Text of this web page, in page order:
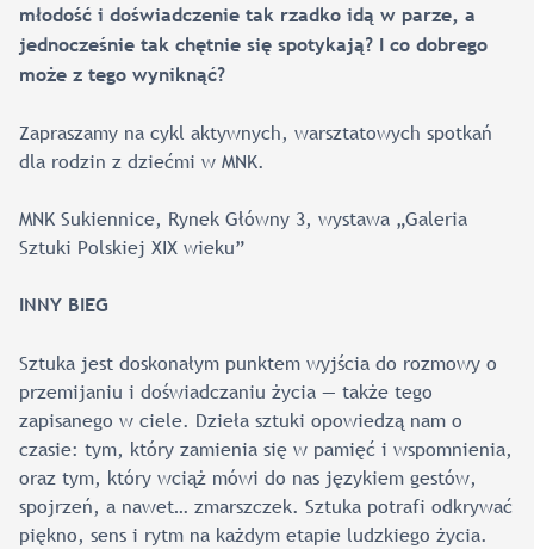
młodość i doświadczenie tak rzadko idą w parze, a
jednocześnie tak chętnie się spotykają? I co dobrego
może z tego wyniknąć?
Zapraszamy na cykl aktywnych, warsztatowych spotkań
dla rodzin z dziećmi w MNK.
MNK Sukiennice, Rynek Główny 3, wystawa „Galeria
Sztuki Polskiej XIX wieku”
INNY BIEG
Sztuka jest doskonałym punktem wyjścia do rozmowy o
przemijaniu i doświadczaniu życia — także tego
zapisanego w ciele. Dzieła sztuki opowiedzą nam o
czasie: tym, który zamienia się w pamięć i wspomnienia,
oraz tym, który wciąż mówi do nas językiem gestów,
spojrzeń, a nawet… zmarszczek. Sztuka potrafi odkrywać
piękno, sens i rytm na każdym etapie ludzkiego życia.